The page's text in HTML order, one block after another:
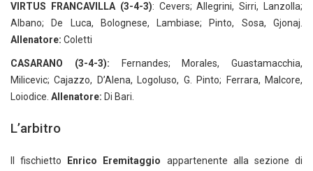
VIRTUS FRANCAVILLA (3-4-3): Cevers; Allegrini, Sirri, Lanzolla;
Albano; De Luca, Bolognese, Lambiase; Pinto, Sosa, Gjonaj.
Allenatore: Coletti
CASARANO (3-4-3): Fernandes; Morales, Guastamacchia,
Milicevic; Cajazzo, D’Alena, Logoluso, G. Pinto; Ferrara, Malcore,
Loiodice. Allenatore: Di Bari.
L’arbitro
Il fischietto Enrico Eremitaggio appartenente alla sezione di